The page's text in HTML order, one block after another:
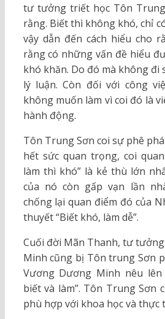
tư tưởng triết học Tôn
rằng. Biết thì không khó, chỉ
vậy dẫn đến cách hiểu cho
rằng có những vấn đề hiểu
khó khăn. Do đó mà không đi
lý luận. Còn đối với công
không muốn làm vì coi đó là
hành động.
Tôn Trung Sơn coi sự phê
hết sức quan trọng, coi
làm thì khó” là kẻ thù lớn
của nó còn gấp vạn lần
chống lại quan điểm đó của
thuyết “Biết khó, làm dễ”.
Cuối đời Mãn Thanh, tư
Minh cũng bị Tôn trung Sơn
Vương Dương Minh nêu
biết và làm”. Tôn Trung Sơn
phù hợp với khoa học và thực